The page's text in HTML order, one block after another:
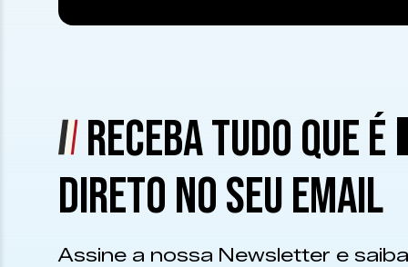
RECEBA TUDO QUE É
DIRETO NO SEU EMAIL
Assine a nossa Newsletter e